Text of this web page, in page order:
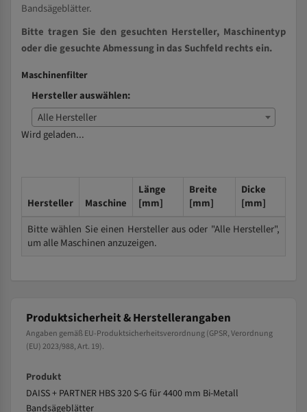
Bandsägeblätter.
Bitte tragen Sie den gesuchten Hersteller, Maschinentyp
oder die gesuchte Abmessung in das Suchfeld rechts ein.
Maschinenfilter
Hersteller auswählen:
Alle Hersteller
Wird geladen...
Hersteller Maschine
Länge
[mm]
Breite
[mm]
Dicke
[mm]
Bitte wählen Sie einen Hersteller aus oder "Alle Hersteller",
um alle Maschinen anzuzeigen.
Produktsicherheit & Herstellerangaben
Angaben gemäß EU-Produktsicherheitsverordnung (GPSR, Verordnung
(EU) 2023/988, Art. 19).
Produkt
DAISS + PARTNER HBS 320 S-G für 4400 mm Bi-Metall
Bandsägeblätter